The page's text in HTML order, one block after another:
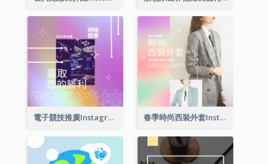
電子競技推廣Instagram帖子 春季時尚西裝外套Instagram帖子